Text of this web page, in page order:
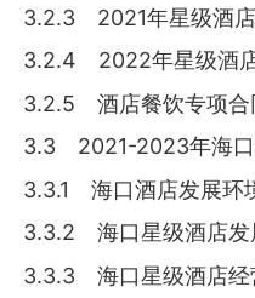
3.2.3 2021年星级酒
3.2.4 2022年星级酒
3.2.5 酒店餐饮专项合
3.3 2021-2023年海口
3.3.1 海口酒店发展环
3.3.2 海口星级酒店发
3.3.3 海口星级酒店经